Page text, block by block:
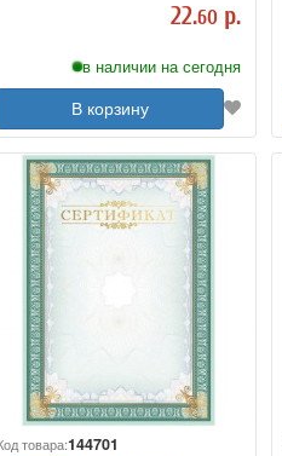
22.60р.
в наличии на сегодня
В корзину
товара:144701